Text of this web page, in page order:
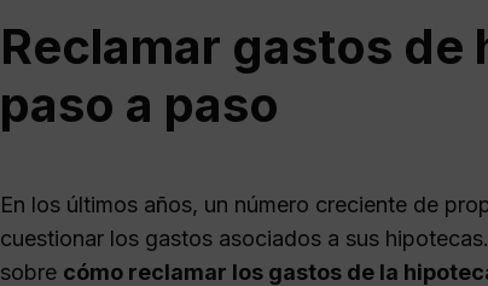
Reclamar gastos de
paso a paso
En los últimos años, un número creciente de
cuestionar los gastos asociados a sus
sobre cómo reclamar los gastos de la